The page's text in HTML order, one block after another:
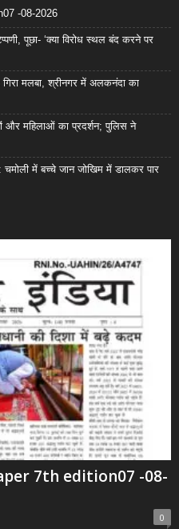
-08-2026
पूछा- ‘क्या विरोध स्थल बंद करने पर
गिरा मलबा, श्रीनगर में अलकनंदा का
और महिलाओं का प्रदर्शन; पुलिस ने
चमोली में बच्चे जान जोखिम में डालकर पार
7th edition07 -08-
0